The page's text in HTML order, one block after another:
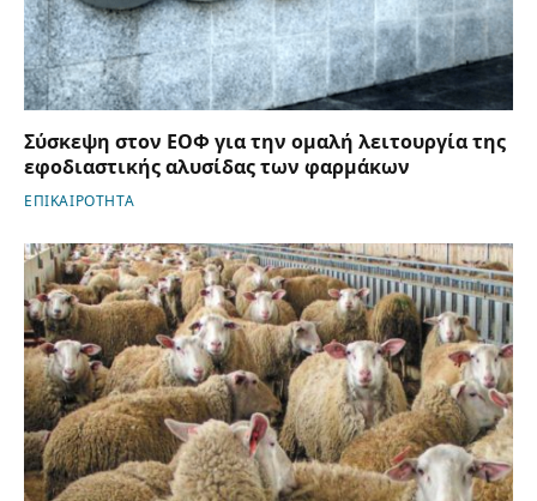
Σύσκεψη στον ΕΟΦ για την ομαλή λειτουργία της
εφοδιαστικής αλυσίδας των φαρμάκων
ΕΠΙΚΑΙΡΟΤΗΤΑ